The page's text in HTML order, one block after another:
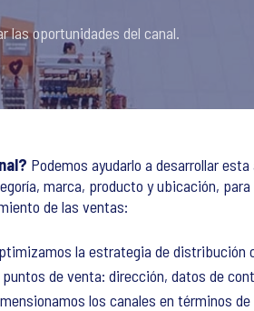
las oportunidades del canal.
Podemos ayudarlo a desarrollar
marca, producto y ubicación,
de las ventas:
la estrategia de distribución
de venta: dirección, datos de
los canales en términos